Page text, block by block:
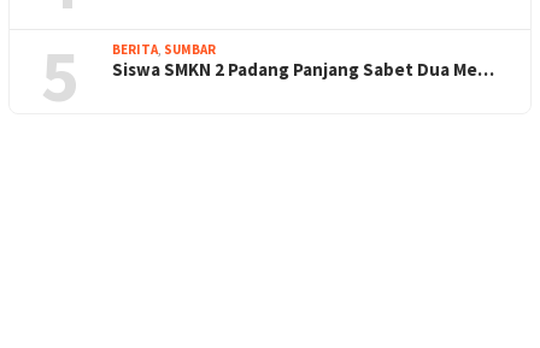
5 BERITA SUMBAR
Siswa SMKN 2 Padang Panjang Sabet Dua Me…